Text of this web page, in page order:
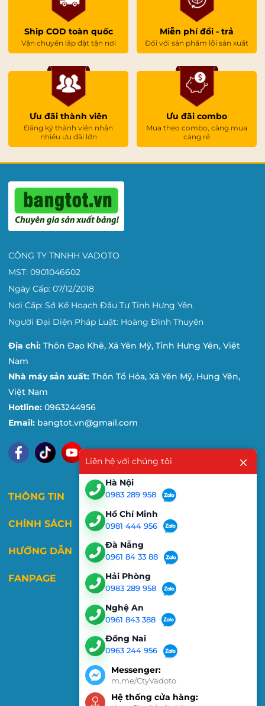
Ship COD toàn quốc
Vận chuyển lắp đặt tận nơi
Miễn phí đổi - trả
Đối với sản phẩm lỗi sản xuất
Ưu đãi thành viên
Đăng ký thành viên nhận
nhiều ưu đãi lớn
Ưu đãi combo
Mua theo combo, càng mua
càng rẻ
CÔNG TY TNNHH VADOTO
MST: 0901046602
Ngày Cấp: 07/12/2018
Nơi Cấp: Sở Kế Hoạch Đầu Tư Tỉnh Hưng Yên.
Người Đại Diện Pháp Luật: Hoàng Đình Thuyên
Địa chỉ: Thôn Đạo Khê, Xã Yên Mỹ, Tỉnh Hưng Yên, Việt
Nam
Nhà máy sản xuất: Thôn Tổ Hỏa, Xã Yên Mỹ, Hưng Yên,
Việt Nam
Hotline: 0963244956
Email: bangtot.vn@gmail.com
THÔNG TIN
CHÍNH SÁCH
HƯỚNG DẪN
FANPAGE
Liên hệ với chúng tôi
Hà Nội
0983 289 958
Hồ Chí Minh
0981 444 956
Đà Nẵng
0961 84 33 88
Hải Phòng
0983 289 958
Nghệ An
0961 843 388
Đồng Nai
0963 244 956
Messenger:
m.me/CtyVadoto
Hệ thống cửa hàng: